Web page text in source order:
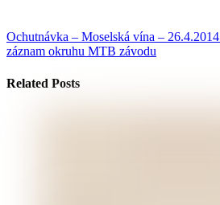
Ochutnávka – Moselská vína – 26.4.2014
záznam okruhu MTB závodu
Related Posts